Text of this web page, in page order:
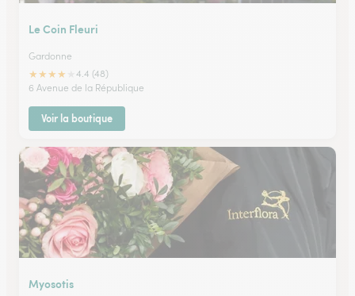
Le Coin Fleuri
Gardonne
★★★★
4.4 (48)
6 Avenue de la République
Voir la boutique
Myosotis